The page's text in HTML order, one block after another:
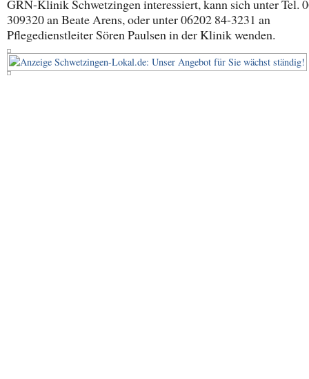
GRN-Klinik Schwetzingen interessiert, kann sich unter Tel.
309320 an Beate Arens, oder unter 06202 84-3231 an
Pflegedienstleiter Sören Paulsen in der Klinik wenden.